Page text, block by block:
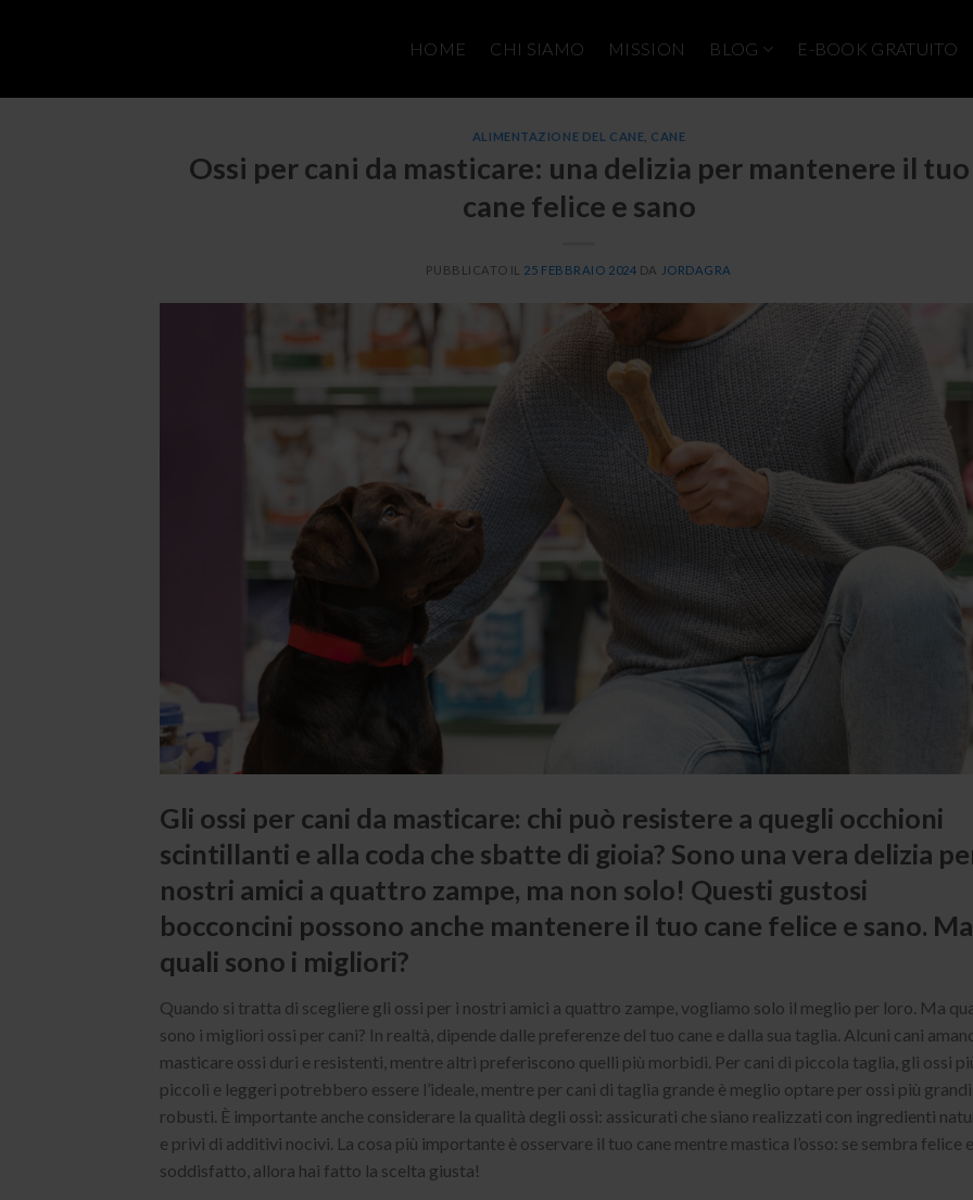
HOME CHI SIAMO MISSION BLOG E-BOOK GRATUITO
ALIMENTAZIONE DEL CANE CANE
Ossi per cani da masticare: una delizia per mantenere il tuo
cane felice e sano
PUBBLICATO IL 25 FEBBRAIO 2024 DA JORDAGRA
Gli ossi per cani da masticare: chi può resistere a quegli occhioni
scintillanti e alla coda che sbatte di gioia? Sono una vera delizia
nostri amici a quattro zampe, ma non solo! Questi gustosi
bocconcini possono anche mantenere il tuo cane felice e sano. Ma
quali sono i migliori?
Quando si tratta di scegliere gli ossi per i nostri amici a quattro zampe, vogliamo solo il meglio per loro. Ma
sono i migliori ossi per cani? In realtà, dipende dalle preferenze del tuo cane e dalla sua taglia. Alcuni cani
masticare ossi duri e resistenti, mentre altri preferiscono quelli più morbidi. Per cani di piccola taglia, gli ossi
piccoli e leggeri potrebbero essere l’ideale, mentre per cani di taglia grande è meglio optare per ossi più grandi
robusti. È importante anche considerare la qualità degli ossi: assicurati che siano realizzati con ingredienti
e privi di additivi nocivi. La cosa più importante è osservare il tuo cane mentre mastica l’osso: se sembra felice e
soddisfatto, allora hai fatto la scelta giusta!